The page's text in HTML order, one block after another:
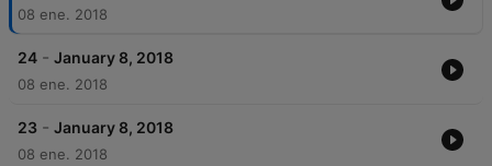
08 ene. 2018
24 - January 8, 2018
08 ene. 2018
23 - January 8, 2018
08 ene. 2018